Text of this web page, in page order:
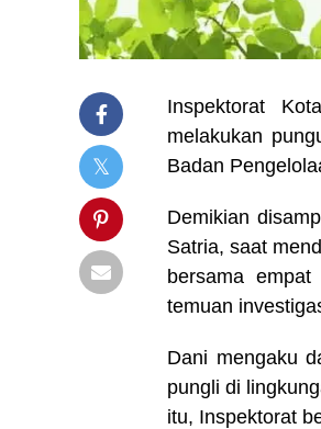
Inspektorat
melakukan
Badan
Demikian
Satria, saat
bersama
temuan
Dani mengaku
pungli di
itu, Inspektorat